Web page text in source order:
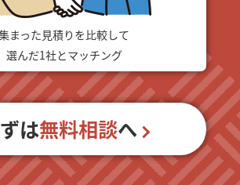
まった見積りを比較して
選んだ1社とマッチング
は無料相談へ